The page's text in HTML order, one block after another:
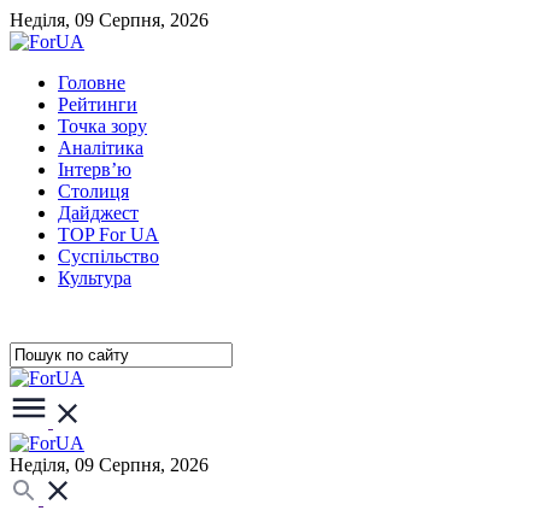
Неділя, 09 Серпня, 2026
Головне
Рейтинги
Точка зору
Аналітика
Інтерв’ю
Столиця
Дайджест
TOP For UA
Суспiльство
Культура
Неділя, 09 Серпня, 2026